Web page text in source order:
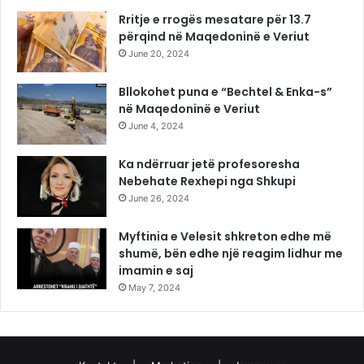
Rritje e rrogës mesatare për 13.7
përqind në Maqedoninë e Veriut
June 20, 2024
Bllokohet puna e “Bechtel & Enka-s”
në Maqedoninë e Veriut
June 4, 2024
Ka ndërruar jetë profesoresha
Nebehate Rexhepi nga Shkupi
June 26, 2024
Myftinia e Velesit shkreton edhe më
shumë, bën edhe një reagim lidhur me
imamin e saj
May 7, 2024